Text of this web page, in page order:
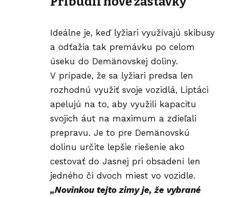
Ideálne je, keď lyžiari využívajú skibusy
a odťažia tak premávku po celom
úseku do Demänovskej doliny.
V prípade, že sa lyžiari predsa len
rozhodnú využiť svoje vozidlá, Liptáci
apelujú na to, aby využili kapacitu
svojich áut na maximum a zdieľali
prepravu. Je to pre Demänovskú
dolinu určite lepšie riešenie ako
cestovať do Jasnej pri obsadení len
jedného či dvoch miest vo vozidle.
„Novinkou tejto zimy je, že vybrané